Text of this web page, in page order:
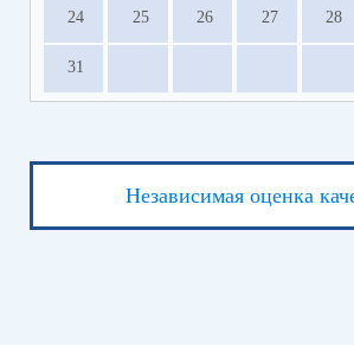
24 25 26 27 28
31
Независимая оценка